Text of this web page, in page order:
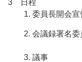
3 日程
1. 委員長開会宣
2. 会議録署名委
3. 議事